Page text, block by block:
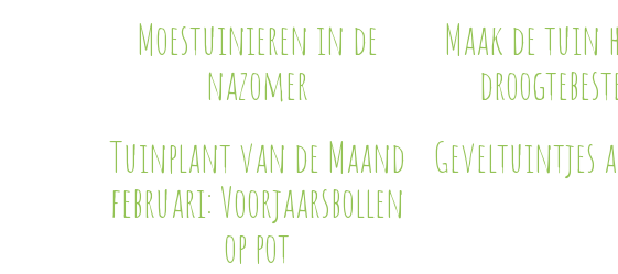
Moestuinieren in de
nazomer
Maak de tuin
Tuinplant van de Maand
februari: Voorjaarsbollen
op pot
Geveltuintjes